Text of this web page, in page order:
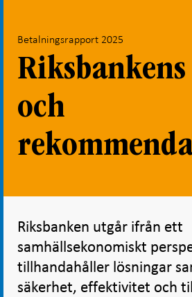
Betalningsrapport 2025
och
Riksbanken utgår ifrån ett
samhällsekonomiskt
tillhandahåller lösningar
säkerhet, effektivitet och